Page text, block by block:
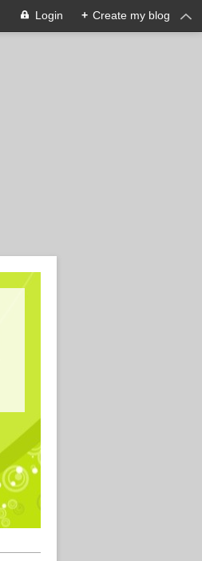
Login + Create my blog